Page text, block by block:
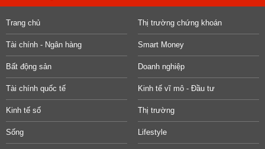
Trang chủ Thị trường chứng khoán
Tài chính - Ngân hàng Smart Money
Bất động sản Doanh nghiệp
Tài chính quốc tế Kinh tế vĩ mô - Đầu tư
Kinh tế số Thị trường
Sống Lifestyle